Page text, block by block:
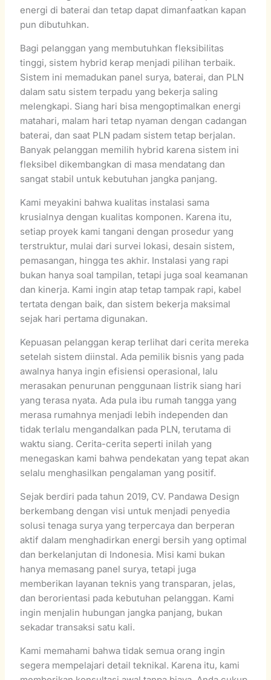
energi di baterai dan tetap dapat dimanfaatkan kapan
pun dibutuhkan.
Bagi pelanggan yang membutuhkan fleksibilitas
tinggi, sistem hybrid kerap menjadi pilihan terbaik.
Sistem ini memadukan panel surya, baterai, dan PLN
dalam satu sistem terpadu yang bekerja saling
melengkapi. Siang hari bisa mengoptimalkan energi
matahari, malam hari tetap nyaman dengan cadangan
baterai, dan saat PLN padam sistem tetap berjalan.
Banyak pelanggan memilih hybrid karena sistem ini
fleksibel dikembangkan di masa mendatang dan
sangat stabil untuk kebutuhan jangka panjang.
Kami meyakini bahwa kualitas instalasi sama
krusialnya dengan kualitas komponen. Karena itu,
setiap proyek kami tangani dengan prosedur yang
terstruktur, mulai dari survei lokasi, desain sistem,
pemasangan, hingga tes akhir. Instalasi yang rapi
bukan hanya soal tampilan, tetapi juga soal keamanan
dan kinerja. Kami ingin atap tetap tampak rapi, kabel
tertata dengan baik, dan sistem bekerja maksimal
sejak hari pertama digunakan.
Kepuasan pelanggan kerap terlihat dari cerita mereka
setelah sistem diinstal. Ada pemilik bisnis yang pada
awalnya hanya ingin efisiensi operasional, lalu
merasakan penurunan penggunaan listrik siang hari
yang terasa nyata. Ada pula ibu rumah tangga yang
merasa rumahnya menjadi lebih independen dan
tidak terlalu mengandalkan pada PLN, terutama di
waktu siang. Cerita-cerita seperti inilah yang
menegaskan kami bahwa pendekatan yang tepat akan
selalu menghasilkan pengalaman yang positif.
Sejak berdiri pada tahun 2019, CV. Pandawa Design
berkembang dengan visi untuk menjadi penyedia
solusi tenaga surya yang terpercaya dan berperan
aktif dalam menghadirkan energi bersih yang optimal
dan berkelanjutan di Indonesia. Misi kami bukan
hanya memasang panel surya, tetapi juga
memberikan layanan teknis yang transparan, jelas,
dan berorientasi pada kebutuhan pelanggan. Kami
ingin menjalin hubungan jangka panjang, bukan
sekadar transaksi satu kali.
Kami memahami bahwa tidak semua orang ingin
segera mempelajari detail teknikal. Karena itu, kami